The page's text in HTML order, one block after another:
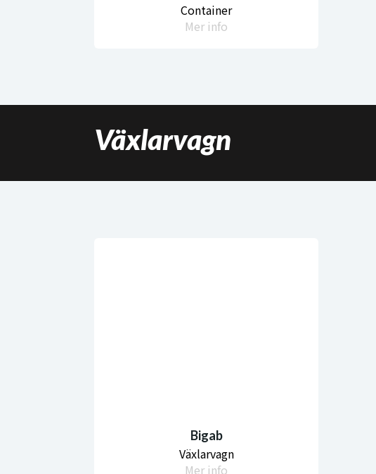
Container
Mer info
Växlarvagn
Bigab
Växlarvagn
Mer info